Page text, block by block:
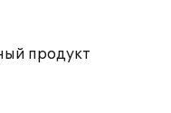
продукт